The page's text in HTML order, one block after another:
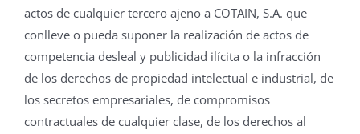
actos de cualquier tercero ajeno a COTAIN, S.A. que
conlleve o pueda suponer la realización de actos de
competencia desleal y publicidad ilícita o la infracción
de los derechos de propiedad intelectual e industrial, de
los secretos empresariales, de compromisos
contractuales de cualquier clase, de los derechos al